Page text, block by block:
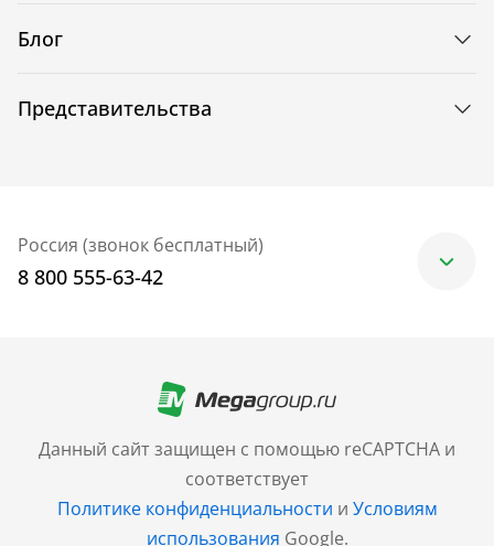
Данный сайт защищен с помощью reCAPTCHA и
соответствует
Политике конфиденциальности и Условиям
использования Google.
Блог
Представительства
Россия (звонок бесплатный)
8 800 555-63-42
+7 (499) 705-30-10
Санкт-Петербург
+7 (812) 600-77-33
Барнаул